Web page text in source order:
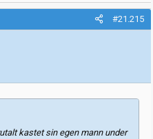
#21.215
kastet sin egen mann under